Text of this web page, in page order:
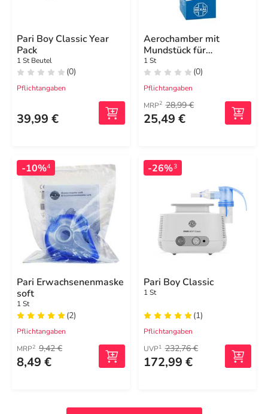
Pari Boy Classic Year
Pack
1 St Beutel
(0)
Pflichtangaben
39,99 €
Aerochamber mit
Mundstück für
Erwachsene und Kinder
ab 5 Jahre blau
1 St
(0)
Pflichtangaben
MRP2 28,99 €
25,49 €
-10%4
Pari Erwachsenenmaske
soft
1 St
(2)
Pflichtangaben
MRP2 9,42 €
8,49 €
-26%3
Pari Boy Classic
1 St
(1)
Pflichtangaben
UVP1 232,76 €
172,99 €